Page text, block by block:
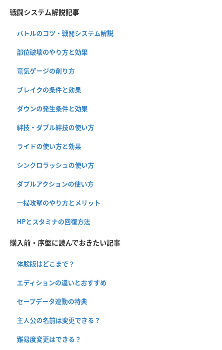
戦闘システム解説記事
バトルのコツ・戦闘システム解説
部位破壊のやり方と効果
竜気ゲージの削り方
ブレイクの条件と効果
ダウンの発生条件と効果
絆技・ダブル絆技の使い方
ライドの使い方と効果
シンクロラッシュの使い方
ダブルアクションの使い方
一掃攻撃のやり方とメリット
HPとスタミナの回復方法
購入前・序盤に読んでおきたい記事
体験版はどこまで？
エディションの違いとおすすめ
セーブデータ連動の特典
主人公の名前は変更できる？
難易度変更はできる？